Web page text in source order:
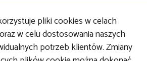
pliki cookies w celach
w celu dostosowania naszych
potrzeb klientów. Zmiany